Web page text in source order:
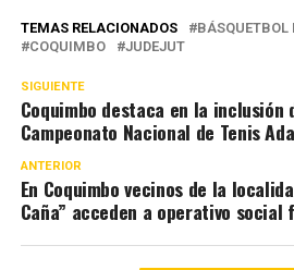
TEMAS RELACIONADOS BÁSQUETBOL
COQUIMBO
JUDEJUT
SIGUIENTE
Coquimbo destaca en la inclusión
Campeonato Nacional de Tenis
ANTERIOR
En Coquimbo vecinos de la
Caña” acceden a operativo